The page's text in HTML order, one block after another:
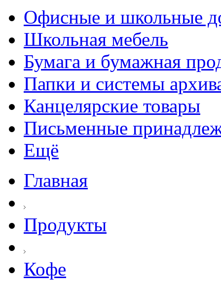
Офисные и школьные
Школьная мебель
Бумага и бумажная
Папки и системы
Канцелярские товары
Письменные
Ещё
Главная
Продукты
Кофе